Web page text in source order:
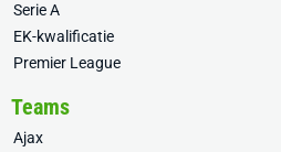
Serie A
EK-kwalificatie
Premier League
Teams
Ajax